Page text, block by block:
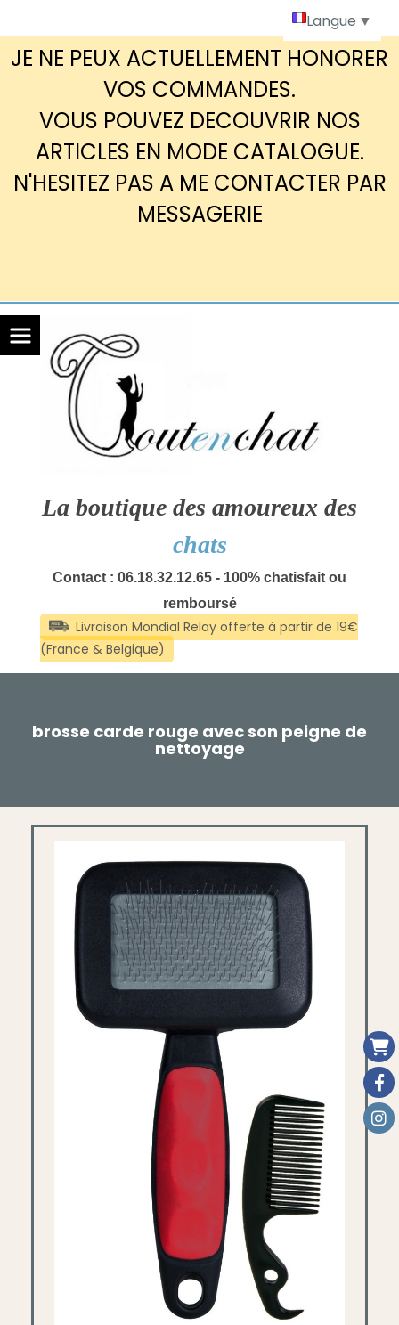
JE NE PEUX ACTUELLEMENT HONORER
VOS COMMANDES.
VOUS POUVEZ DECOUVRIR NOS
ARTICLES EN MODE CATALOGUE.
N'HESITEZ PAS A ME CONTACTER PAR
MESSAGERIE
La boutique des amoureux des
chats
Contact : 06.18.32.12.65 - 100% chatisfait ou
remboursé
brosse carde rouge avec son peigne de
nettoyage
Langue ▼